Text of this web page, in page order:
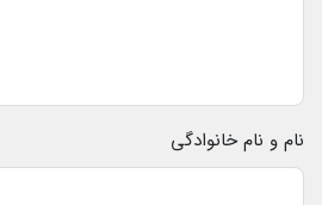
نام و نام خانوادگی